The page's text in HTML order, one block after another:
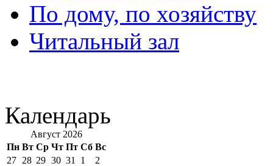
По дому, по хозяйству
Читальный зал
Календарь
Август 2026
Пн Вт Ср Чт Пт Сб Вс
27 28 29 30 31 1
2